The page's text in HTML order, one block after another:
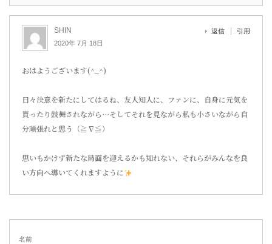
SHIN
2020年 7月 18日
返信 引用
おはようございます(^_^)
日々決意を新たにしてはるね、友人知人に、ファンに、自身に元気を
貰ったり鼓舞されながら…そしてそれを見ながら私も小さいながら自
分頑張れと思う（≧∇≦）
思いもかけず新たな局面を迎えるかも知れない、それらがみんなを良
い方向へ導いてくれますように
名前